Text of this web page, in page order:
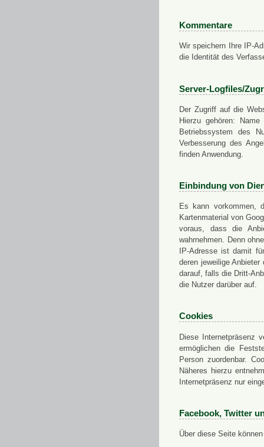
Kommentare
Wir speichern Ihre IP-
die Identität des
Server-Logfiles/
Der Zugriff auf die
Hierzu gehören:
Betriebssystem des
Verbesserung des
finden Anwendung.
Einbindung von
Es kann vorkommen,
Kartenmaterial von
voraus, dass die
wahrnehmen. Denn
IP-Adresse ist damit
deren jeweilige
darauf, falls die Dritt-
die Nutzer darüber auf.
Cookies
Diese Internetpräsenz
ermöglichen die
Person zuordenbar.
Näheres hierzu
Internetpräsenz nur
Facebook, Twitter
Über diese Seite